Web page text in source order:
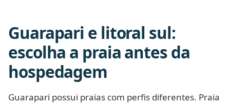
Guarapari e litoral sul:
escolha a praia antes da
hospedagem
Guarapari possui praias com perfis diferentes. Praia